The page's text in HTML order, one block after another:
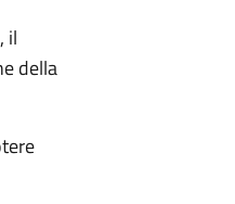
il
della